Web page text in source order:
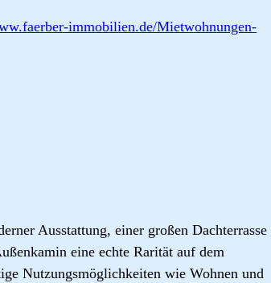
immobilien.de/Mietwohnungen-
Ausstattung, einer großen Dachterrasse
eine echte Rarität auf dem
Nutzungsmöglichkeiten wie Wohnen und